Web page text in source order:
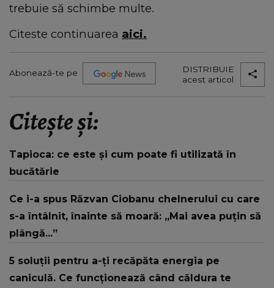
trebuie să schimbe multe.
Citeste continuarea aici.
Abonează-te pe
DISTRIBUIE
acest articol
Citește și:
Tapioca: ce este și cum poate fi utilizată în
bucătărie
Ce i-a spus Răzvan Ciobanu chelnerului cu care
s-a întâlnit, înainte să moară: „Mai avea puțin să
plângă...”
5 soluții pentru a-ți recăpăta energia pe
caniculă. Ce funcționează când căldura te